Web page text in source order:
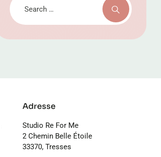
Adresse
Studio Re For Me
2 Chemin Belle Étoile
33370, Tresses